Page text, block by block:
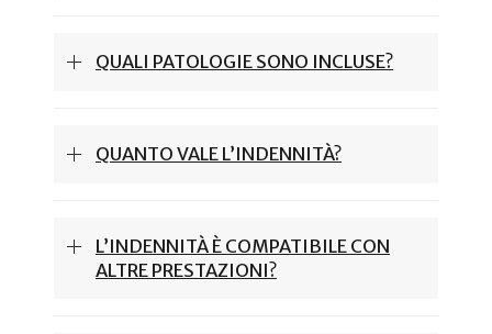
QUALI PATOLOGIE SONO INCLUSE?
QUANTO VALE L’INDENNITÀ?
L’INDENNITÀ È COMPATIBILE CON
ALTRE PRESTAZIONI?